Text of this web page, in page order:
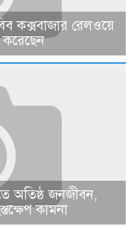
কক্সবাজার রেলওয়ে
অতিষ্ঠ জনজীবন,
কামনা